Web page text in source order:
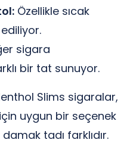
Özellikle sıcak
sigara
bir tat sunuyor.
Slims sigaralar,
uygun bir seçenek
tadı farklıdır.